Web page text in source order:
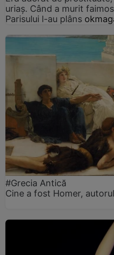
uriaș. Când a murit
Parisului l-au plâns
#Grecia Antică
Cine a fost Homer,